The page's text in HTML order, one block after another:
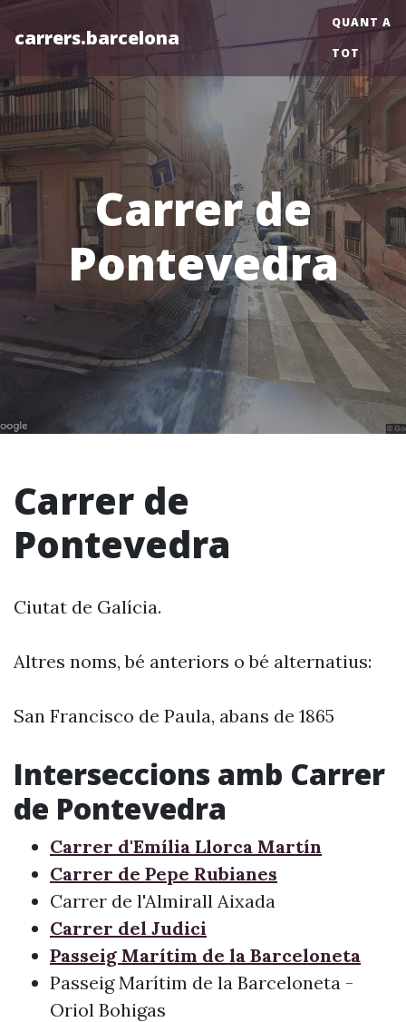
carrers.barcelona
QUANT A
TOT
Carrer de
Pontevedra
Carrer de
Pontevedra
Ciutat de Galícia.
Altres noms, bé anteriors o bé alternatius:
San Francisco de Paula, abans de 1865
Interseccions amb Carrer
de Pontevedra
Carrer d'Emília Llorca Martín
Carrer de Pepe Rubianes
Carrer de l'Almirall Aixada
Carrer del Judici
Passeig Marítim de la Barceloneta
Passeig Marítim de la Barceloneta -
Oriol Bohigas